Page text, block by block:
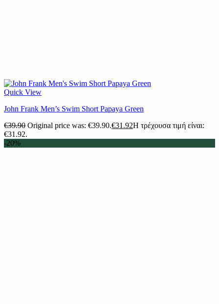
Quick View
John Frank Men’s Swim Short Papaya Green
€39.90 Original price was: €39.90.€31.92Η τρέχουσα τιμή είναι:
€31.92.
-20%